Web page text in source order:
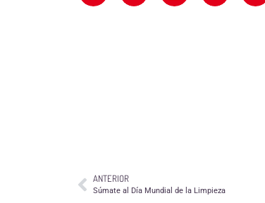
ANTERIOR
Súmate al Día Mundial de la Limpieza